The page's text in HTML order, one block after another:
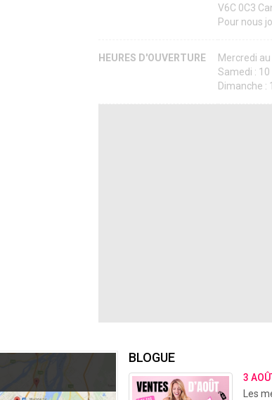
V6C 0C3
Pour nous
HEURES D'OUVERTURE
Mercredi
Samedi : 10
Dimanche :
BLOGUE
3
Les